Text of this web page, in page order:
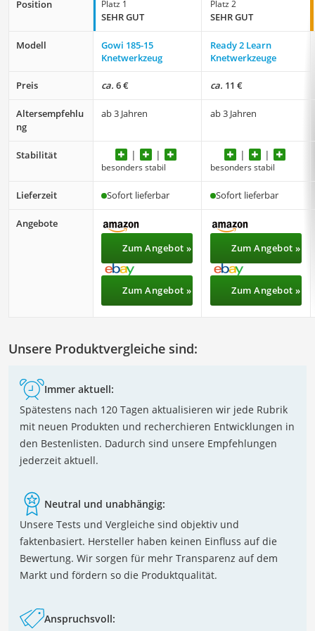
Position Platz 1
SEHR GUT
Platz 2
SEHR GUT
Modell
Gowi 185-15
Knetwerkzeug
Ready 2 Learn
Knetwerkzeuge
Preis ca. 6 € ca. 11 €
Altersempfehlu
ng
ab 3 Jahren ab 3 Jahren
Stabilität
besonders stabil besonders stabil
Lieferzeit Sofort lieferbar Sofort lieferbar
Angebote
Zum Angebot »
Zum Angebot »
Zum Angebot »
Zum Angebot »
Unsere Produktvergleiche sind:
Immer aktuell:
Spätestens nach 120 Tagen aktualisieren wir jede Rubrik
mit neuen Produkten und recherchieren Entwicklungen in
den Bestenlisten. Dadurch sind unsere Empfehlungen
jederzeit aktuell.
Neutral und unabhängig:
Unsere Tests und Vergleiche sind objektiv und
faktenbasiert. Hersteller haben keinen Einfluss auf die
Bewertung. Wir sorgen für mehr Transparenz auf dem
Markt und fördern so die Produktqualität.
Anspruchsvoll: